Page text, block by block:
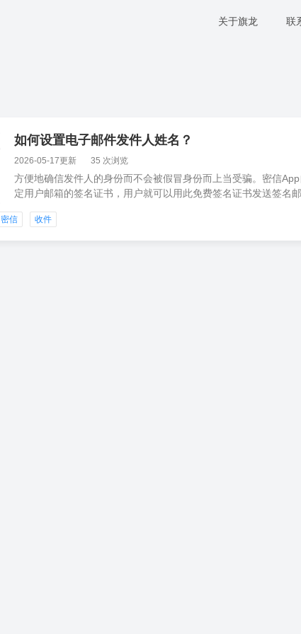
关于旗龙 联
如何设置电子邮件发件人姓名？
2026-05-17更新 35 次浏览
方便地确信发件人的身份而不会被假冒身份而上当受骗。密信
定用户邮箱的签名证书，用户就可以用此免费签名证书发送签名
密信 收件